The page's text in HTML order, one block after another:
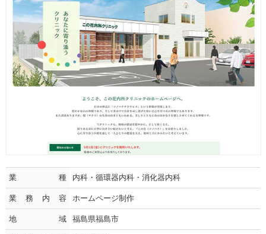
業種 内科・循環器内科・消化器内科
業務内容 ホームページ制作
地域 福島県福島市